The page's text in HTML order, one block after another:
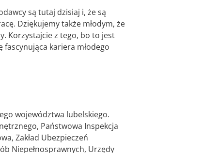
są tutaj dzisiaj i, że są
Dziękujemy także młodym, że
Korzystajcie z tego, bo to jest
fascynująca kariera młodego
województwa lubelskiego.
Państwowa Inspekcja
Zakład Ubezpieczeń
Niepełnosprawnych, Urzędy